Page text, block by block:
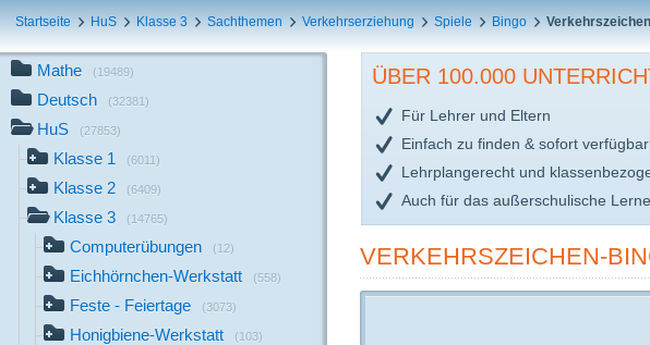
Startseite HuS Klasse 3 Sachthemen Verkehrserziehung Spiele Bingo
Mathe (19489)
Deutsch (32381)
HuS (27853)
Klasse 1 (6011)
Klasse 2 (6409)
Klasse 3 (14765)
Computerübungen (12)
Eichhörnchen-Werkstatt (558)
Feste - Feiertage (3073)
Honigbiene-Werkstatt (103)
ÜBER 100.000
Für Lehrer und Eltern
Einfach zu finden & sofort verfügbar
Lehrplangerecht und
Auch für das außerschulische
VERKEHRSZEICHEN-